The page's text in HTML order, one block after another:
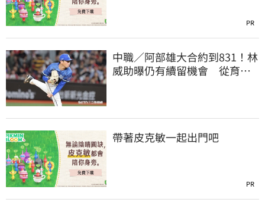
PR
中職／阿部雄大合約到831！林
威助曝仍有續留機會 從育成
帶著皮克敏一起出門吧
PR